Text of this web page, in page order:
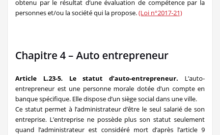
obtenu par le résultat d’une évaluation de compétence par la
personnes et/ou la société qui la propose.(Loi n°2017-21)
Chapitre 4 – Auto entrepreneur
Article L.23-5. Le statut d’auto-entrepreneur. L’auto-
entrepreneur est une personne morale dotée d’un compte en
banque spécifique. Elle dispose d’un siège social dans une ville.
Ce statut permet à l’administrateur d’être le seul salarié de son
entreprise. L’entreprise ne possède plus son statut seulement
quand l’administrateur est considéré mort d’après l’article 9